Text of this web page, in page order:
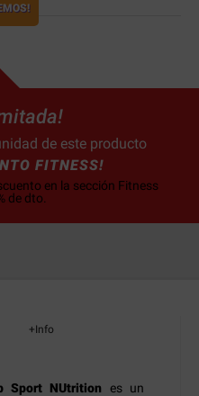
de este producto
FITNESS!
en la sección Fitness
de dto.
+Info
Sport NUtrition es un